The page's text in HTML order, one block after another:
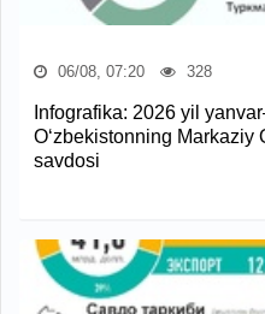
06/08, 07:20 328
Infografika: 2026 yil
O‘zbekistonning Markaziy
savdosi